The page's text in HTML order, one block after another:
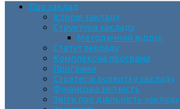
Про заклад
Історія закладу
Структура закладу
Методичний відділ
Статут закладу
Комплексна програма
Програми
Стратегія розвитку закладу
Фінансова звітність
Звіти про діяльність закладу